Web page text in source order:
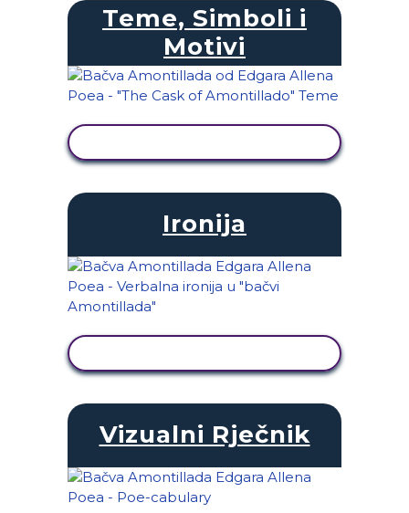
Teme, Simboli i
Motivi
Ironija
Vizualni Rječnik